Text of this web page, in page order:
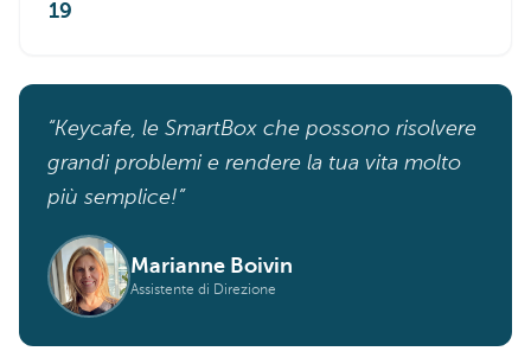
19
“Keycafe, le SmartBox che possono risolvere
grandi problemi e rendere la tua vita molto
più semplice!”
Marianne Boivin
Assistente di Direzione